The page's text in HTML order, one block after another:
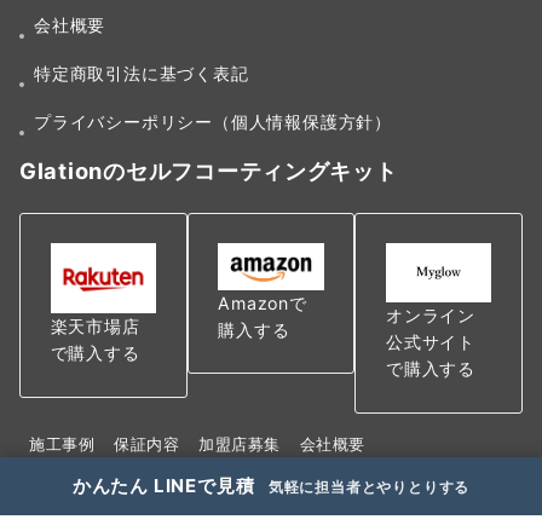
会社概要
特定商取引法に基づく表記
プライバシーポリシー（個人情報保護方針）
Glationのセルフコーティングキット
楽天市場店
で購入する
Amazonで
購入する
オンライン
公式サイト
で購入する
施工事例 保証内容 加盟店募集
会社概要
特定商取引法に基づく表記
プライバシーポリシー（個人情報保護方針）
かんたん LINEで見積 気軽に担当者とやりとりする